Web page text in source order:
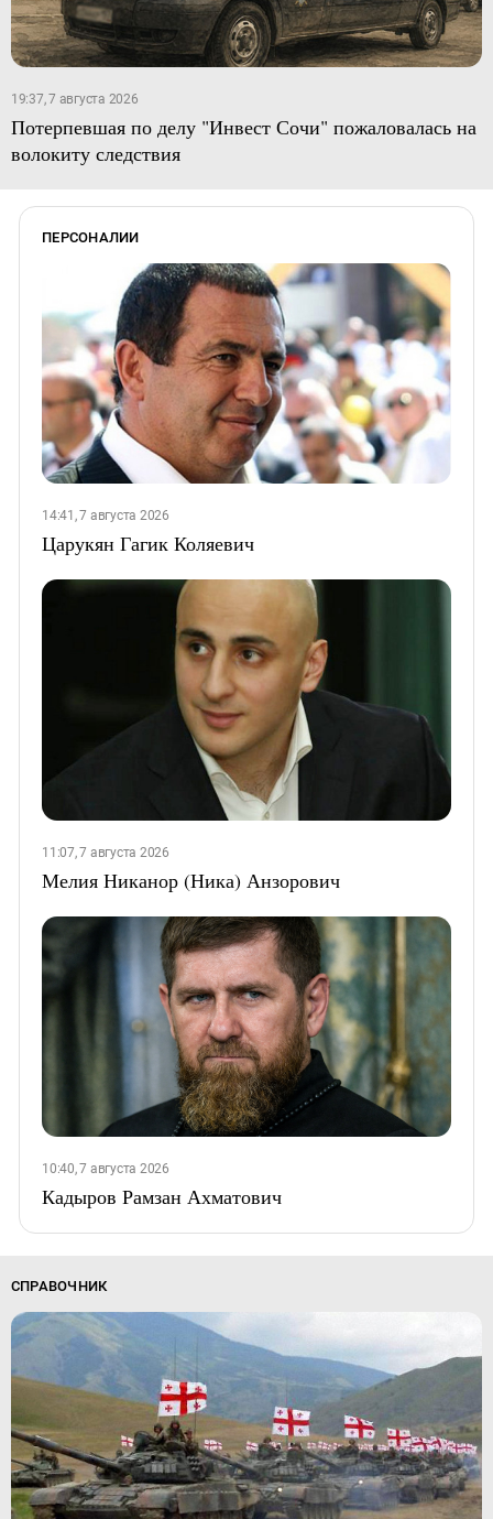
19:37, 7 августа 2026
Потерпевшая по делу "Инвест Сочи" пожаловалась на
волокиту следствия
ПЕРСОНАЛИИ
14:41, 7 августа 2026
Царукян Гагик Коляевич
11:07, 7 августа 2026
Мелия Никанор (Ника) Анзорович
10:40, 7 августа 2026
Кадыров Рамзан Ахматович
СПРАВОЧНИК